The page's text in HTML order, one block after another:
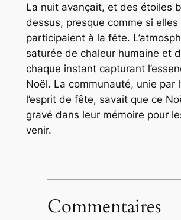
La nuit avançait, et des étoiles
dessus, presque comme si elles
participaient à la fête.
saturée de chaleur humaine et
chaque instant capturant
Noël. La communauté, unie par
l’esprit de fête, savait que ce
gravé dans leur mémoire pour
venir.
Commentaires